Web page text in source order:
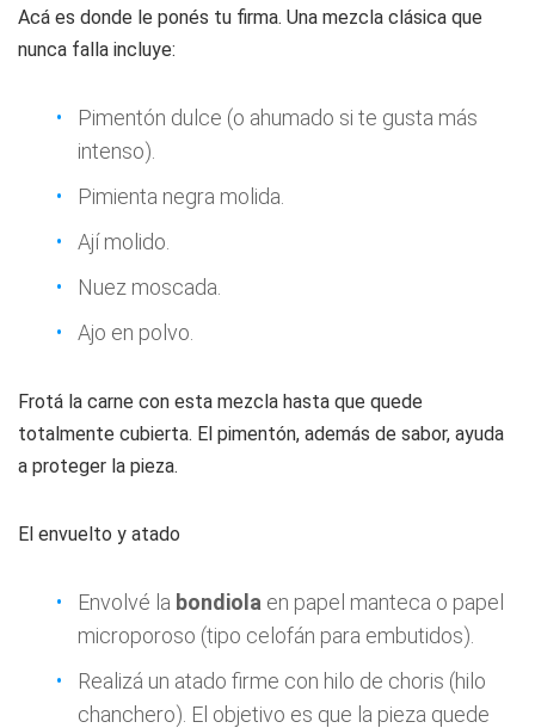
Acá es donde le ponés tu firma. Una mezcla clásica que
nunca falla incluye:
Pimentón dulce (o ahumado si te gusta más
intenso).
Pimienta negra molida.
Ají molido.
Nuez moscada.
Ajo en polvo.
Frotá la carne con esta mezcla hasta que quede
totalmente cubierta. El pimentón, además de sabor, ayuda
a proteger la pieza.
El envuelto y atado
Envolvé la bondiola en papel manteca o papel
microporoso (tipo celofán para embutidos).
Realizá un atado firme con hilo de choris (hilo
chanchero). El objetivo es que la pieza quede